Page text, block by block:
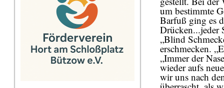
um bestimmte
Barfuß ging es
Drücken...jeder
„Blind
erschmecken.
„Immer der
wieder aufs
wir uns nach